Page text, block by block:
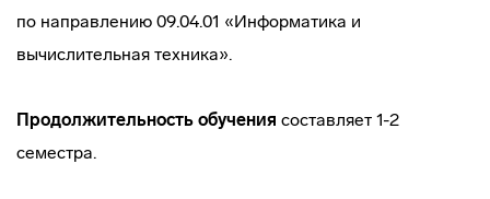
по направлению 09.04.01 «Информатика и
вычислительная техника».
Продолжительность обучения составляет 1-2
семестра.